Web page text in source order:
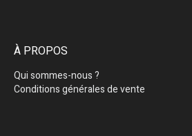
À PROPOS
Qui sommes-nous ?
Conditions générales de vente